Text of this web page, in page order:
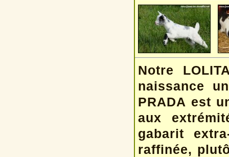
Notre
naissance
PRADA est
aux
gabarit
raffinée,